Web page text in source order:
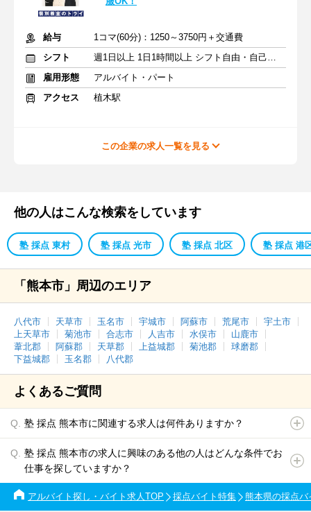
給与
1コマ(60分)：1250～3750円＋交通費
シフト
週1日以上 1日1時間以上 シフト自由・自己申告
雇用形態
アルバイト・パート
アクセス
植木駅
この企業の求人一覧を見る
他の人はこんな検索をしています
塾 採点 東村 塾 採点 光市 塾 採点 北区 塾 採点 港
「熊本市」周辺のエリア
八代市 天草市 玉名市 宇城市 阿蘇市 荒尾市
宇土市
上天草市
菊池市 合志市 人吉市 水俣市
山鹿市
葦北郡
阿蘇郡 天草郡 上益城郡 菊池郡
球磨郡
下益城郡
玉名郡 八代郡
よくあるご質問
塾 採点 熊本市に関連する求人は何件ありますか？
塾 採点 熊本市の求人に興味のある他の人はどんな条件でお
仕事を探していますか？
アルバイト探し・バイト求人TOP 採点バイト特集 熊本県の採点バ